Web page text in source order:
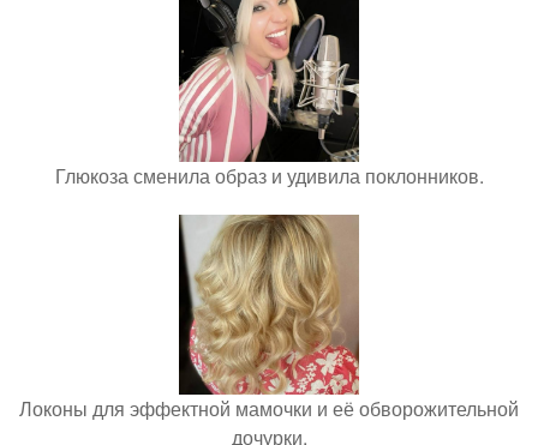
Глюкоза сменила образ и удивила поклонников.
Локоны для эффектной мамочки и её обворожительной
дочурки.